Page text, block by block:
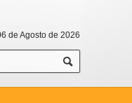
de Agosto de 2026